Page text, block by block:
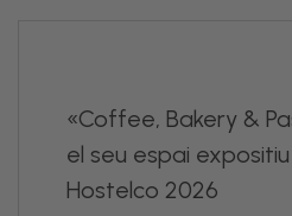
«Coffee, Bakery &
el seu espai
Hostelco 2026